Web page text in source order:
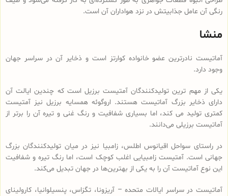
رنگی آن عامل جذابیتش در نزد هواداران آن است.
منشا
آماتیست نادرترین عضو خانواده کوارتز است و ذخایر آن در سراسر جهان
وجود دارد.
یکی از مهم ترین تولیدکنندگان آمتیست برزیل است که چندین ایالت آن
دارای ذخایر بزرگ آماتیست هستند. اروگوئه همسایه برزیل نیز آمتیست
کمتری تولید می کند، اما بسیاری شفافیت و رنگ غنی و تیره آن را برتر از
آماتیست برزیلی می‌دانند.
در راستای سواحل اقیانوس اطلس، زامبیا نیز در میان تولیدکنندگان بزرگ
جهانی است. آمتیست زامبیایی اغلب کوچک است، اما رنگ تیره و شفافیت
این نوع آماتیست آن را به یکی از بهترین‌ها در جهان تبدیل می‌کند.
آماتیست در سراسر ایالات متحده – آریزونا، تگزاس، پنسیلوانیا، کارولینای